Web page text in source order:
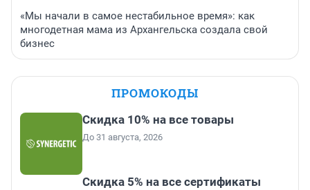
«Мы начали в самое нестабильное время»: как
многодетная мама из Архангельска создала свой
бизнес
ПРОМОКОДЫ
Скидка 10% на все товары
До 31 августа, 2026
Скидка 5% на все сертификаты